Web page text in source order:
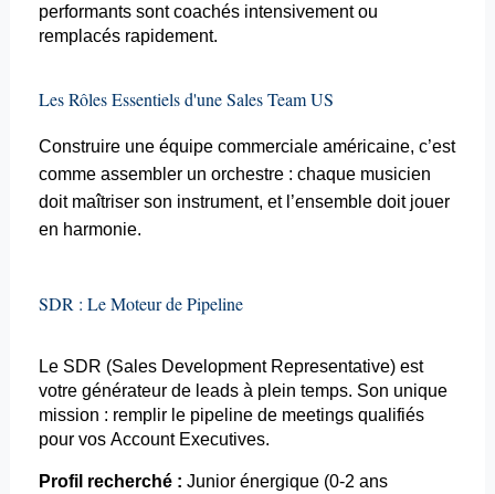
performantssont coachés intensivement ou
remplacés rapidement.
Les Rôles Essentiels d'une Sales Team US
Construire une équipe commerciale américaine, c’est
comme assembler un orchestre : chaque musicien
doit maîtriser son instrument, et l’ensemble doit jouer
en harmonie.
SDR : Le Moteur de Pipeline
Le SDR (Sales Development Representative) est
votre générateur de leads à plein temps. Son unique
mission : remplir le pipeline de meetings qualifiés
pour vos Account Executives.
Profil recherché : Junior énergique (0-2 ans